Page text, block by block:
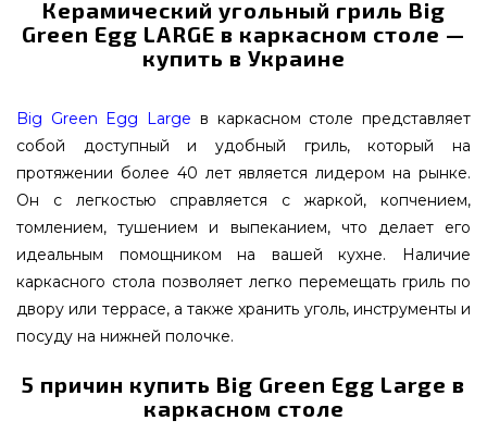
Керамический угольный гриль Big
Green Egg LARGE в каркасном столе —
купить в Украине
Big Green Egg Large в каркасном столе представляет
собой доступный и удобный гриль, который на
протяжении более 40 лет является лидером на рынке.
Он с легкостью справляется с жаркой, копчением,
томлением, тушением и выпеканием, что делает его
идеальным помощником на вашей кухне. Наличие
каркасного стола позволяет легко перемещать гриль по
двору или террасе, а также хранить уголь, инструменты и
посуду на нижней полочке.
5 причин купить Big Green Egg Large в
каркасном столе